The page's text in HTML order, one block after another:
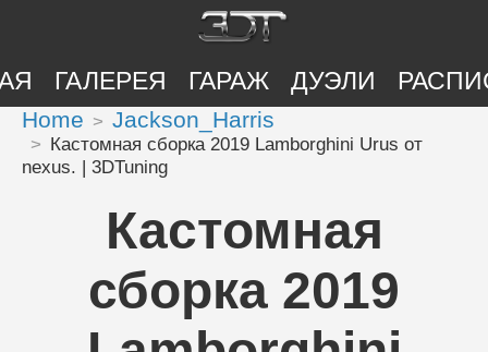
ГАЛЕРЕЯ ГАРАЖ ДУЭЛИ
Home Jackson_Harris
Кастомная сборка 2019 Lamborghini Urus от
nexus. | 3DTuning
Кастомная
сборка 2019